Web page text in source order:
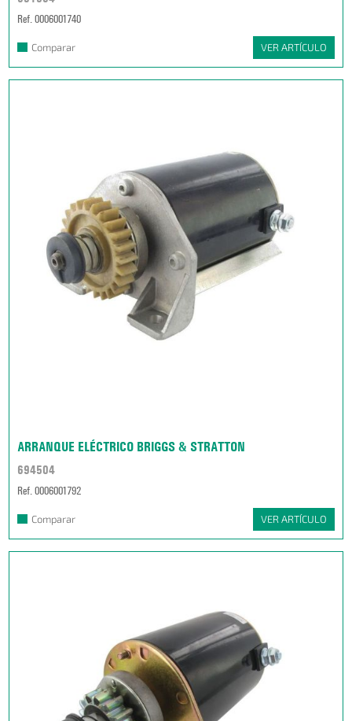
Ref. 0006001740
Comparar VER ARTÍCULO
ARRANQUE ELÉCTRICO BRIGGS & STRATTON
694504
Ref. 0006001792
Comparar VER ARTÍCULO